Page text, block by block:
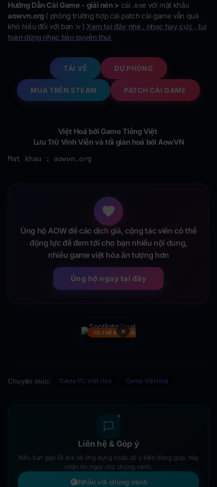
Hướng Dẫn Cài Game - giải nén > cài .exe với mật khẩu
aowvn.org( phòng trường hợp cái patch cài game vẫn quá
khó hiểu đối với bạn :v ) Xem tại đây nhé , nhạc hay cực , tui
toàn dùng nhạc bản quyền thui
TẢI VỀ DỰ PHÒNG
MUA TRÊN STEAM PATCH CÀI GAME
Việt Hoá bởi Game Tiếng Việt
Lưu Trữ Vĩnh Viễn và tối giản hoá bởi AowVN
Mat khau : aowvn.org
Ủng hộ AOW để các dịch giả, cộng tác viên có thể
động lực để đem tới cho bạn nhiều nội dung,
nhiều game việt hóa ấn tượng hơn
Ủng hộ ngay tại đây
×
CÓ THỂ BẠN CẦN
Chuyên mục: Game PC Việt Hóa Game Việt Hoá
Liên hệ & Góp ý
Nếu bạn gặp lỗi link tải ứng dụng hoặc có ý kiến đóng góp, hãy
nhắn tin ngay cho chúng mình.
Nhắn với chúng mình